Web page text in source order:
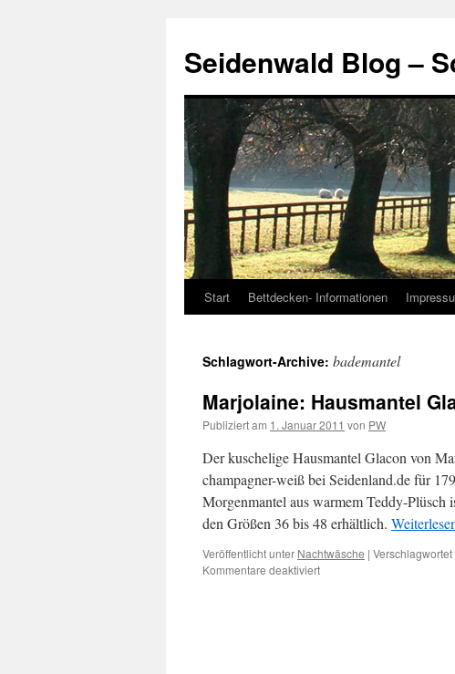
Seidenwald Blog –
Zum
springen
Start Bettdecken- Informationen
Schlagwort-Archive: bademantel
Marjolaine: Hausmantel
Publiziert am 1. Januar 2011 von PW
Der kuschelige Hausmantel Glacon von
champagner-weiß bei Seidenland.de für
Morgenmantel aus warmem Teddy-
den Größen 36 bis 48 erhältlich.
Veröffentlicht unter Nachtwäsche | Verschlagwortet
Kommentare deaktiviertfür